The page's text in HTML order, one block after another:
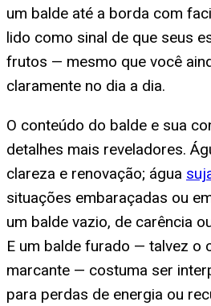
um balde até a borda com
lido como sinal de que seus
frutos — mesmo que você
claramente no dia a dia.
O conteúdo do balde e sua
detalhes mais reveladores.
clareza e renovação; água
situações embaraçadas ou
um balde vazio, de carência
E um balde furado — talvez o
marcante — costuma ser
para perdas de energia ou